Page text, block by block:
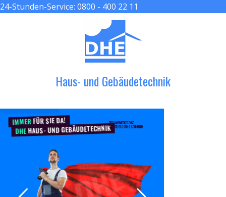
24-Stunden-Service: 0800 - 400 22 11
Haus- und Gebäudetechnik
IMMERFÜR SIE DA!
DHEHAUS- UND GEBÄUDETECHNIK
DER HANDWERKER ENGEL
GRÖßER, BESSER & SCHNELLER